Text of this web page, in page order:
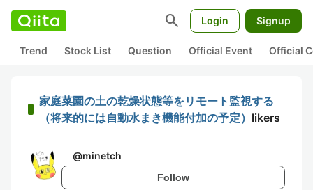
search Login Signup
Trend Stock List Question Official Event Official
家庭菜園の土の乾燥状態等をリモート監視する
（将来的には自動水まき機能付加の予定） likers
@minetch
Follow